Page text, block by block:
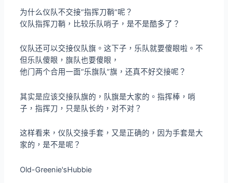
为什么仪队不交接“指挥刀鞘”呢？
仪队指挥刀鞘，比较乐队哨子，是不是酷多了？
仪队还可以交接仪队旗。这下子，乐队就要傻眼啦。不
但乐队傻眼，旗队也要傻眼，
他门两个合用一面“乐旗队”旗，还真不好交接呢？
其实是应该交接队旗的，队旗是大家的。指挥棒，哨
子，指挥刀，只是队长的，对不对？
这样看来，仪队交接手套，又是正确的，因为手套是大
家的，是不是呢？
Old-Greenie'sHubbie